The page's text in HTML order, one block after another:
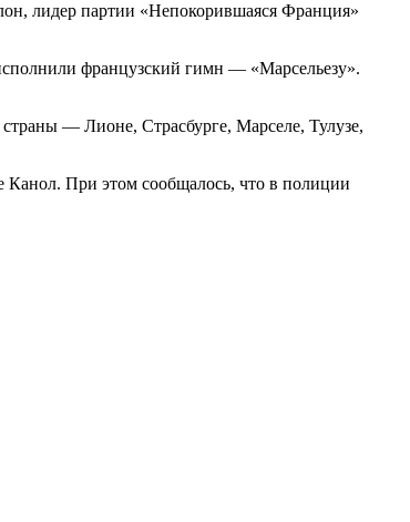
лидер партии «Непокорившаяся Франция»
французский гимн — «Марсельезу».
— Лионе, Страсбурге, Марселе, Тулузе,
Канол. При этом сообщалось, что в полиции